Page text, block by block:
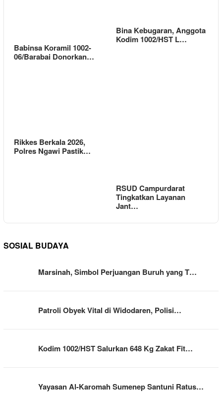
Babinsa Koramil 1002-
06/Barabai Donorkan…
Bina Kebugaran, Anggota
Kodim 1002/HST L…
Rikkes Berkala 2026,
Polres Ngawi Pastik…
RSUD Campurdarat
Tingkatkan Layanan
Jant…
SOSIAL BUDAYA
Marsinah, Simbol Perjuangan Buruh yang T…
Patroli Obyek Vital di Widodaren, Polisi…
Kodim 1002/HST Salurkan 648 Kg Zakat Fit…
Yayasan Al-Karomah Sumenep Santuni Ratus…